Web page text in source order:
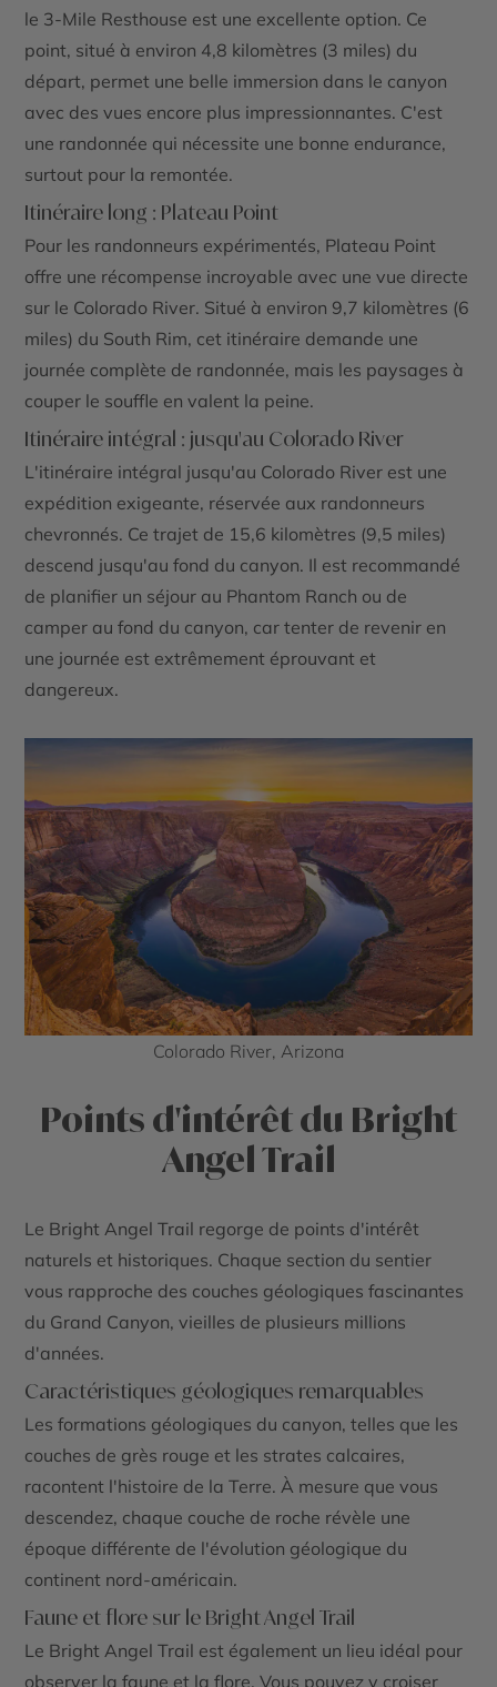
le 3-Mile Resthouse est une excellente option. Ce
point, situé à environ 4,8 kilomètres (3 miles) du
départ, permet une belle immersion dans le canyon
avec des vues encore plus impressionnantes. C'est
une randonnée qui nécessite une bonne endurance,
surtout pour la remontée.
Itinéraire long : Plateau Point
Pour les randonneurs expérimentés, Plateau Point
offre une récompense incroyable avec une vue directe
sur le Colorado River. Situé à environ 9,7 kilomètres (6
miles) du South Rim, cet itinéraire demande une
journée complète de randonnée, mais les paysages à
couper le souffle en valent la peine.
Itinéraire intégral : jusqu'au Colorado River
L'itinéraire intégral jusqu'au Colorado River est une
expédition exigeante, réservée aux randonneurs
chevronnés. Ce trajet de 15,6 kilomètres (9,5 miles)
descend jusqu'au fond du canyon. Il est recommandé
de planifier un séjour au Phantom Ranch ou de
camper au fond du canyon, car tenter de revenir en
une journée est extrêmement éprouvant et
dangereux.
Colorado River, Arizona
Points d'intérêt du Bright
Angel Trail
Le Bright Angel Trail regorge de points d'intérêt
naturels et historiques. Chaque section du sentier
vous rapproche des couches géologiques fascinantes
du Grand Canyon, vieilles de plusieurs millions
d'années.
Caractéristiques géologiques remarquables
Les formations géologiques du canyon, telles que les
couches de grès rouge et les strates calcaires,
racontent l'histoire de la Terre. À mesure que vous
descendez, chaque couche de roche révèle une
époque différente de l'évolution géologique du
continent nord-américain.
Faune et flore sur le Bright Angel Trail
Le Bright Angel Trail est également un lieu idéal pour
observer la faune et la flore. Vous pouvez y croiser